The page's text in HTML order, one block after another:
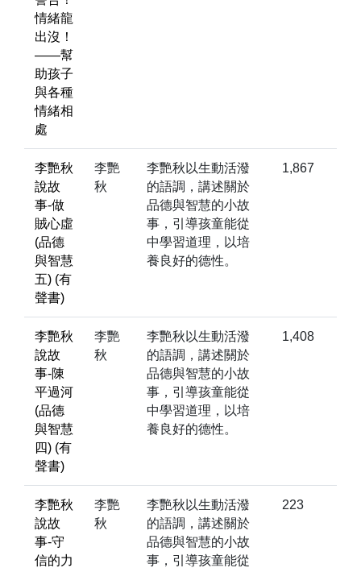
情緒龍
出沒！
——幫
助孩子
與各種
情緒相
處
李艷秋
說故
事-做
賊心虛
(品德
與智慧
五) (有
聲書)
李艷
秋
李艷秋以生動活潑
的語調，講述關於
品德與智慧的小故
事，引導孩童能從
中學習道理，以培
養良好的德性。
1,867
李艷秋
說故
事-陳
平過河
(品德
與智慧
四) (有
聲書)
李艷
秋
李艷秋以生動活潑
的語調，講述關於
品德與智慧的小故
事，引導孩童能從
中學習道理，以培
養良好的德性。
1,408
李艷秋
說故
事-守
信的力
李艷
秋
李艷秋以生動活潑
的語調，講述關於
品德與智慧的小故
事，引導孩童能從
223